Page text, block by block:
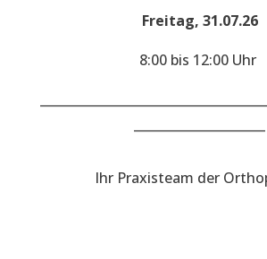
Freitag, 31.07.26
8:00 bis 12:00 Uhr
Ihr Praxisteam der